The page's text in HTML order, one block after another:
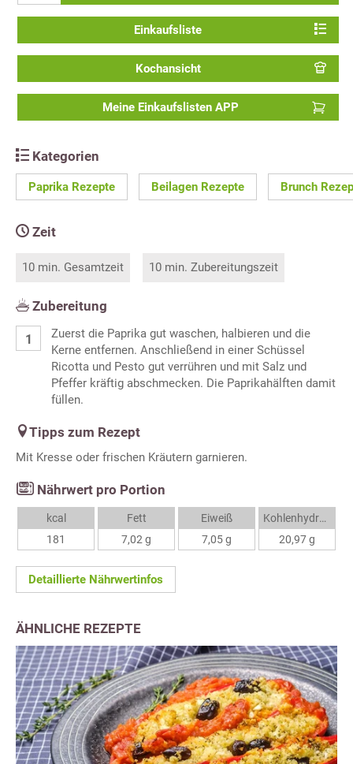
Einkaufsliste
Kochansicht
Meine Einkaufslisten APP
Kategorien
Paprika Rezepte Beilagen Rezepte Brunch
Zeit
10 min. Gesamtzeit 10 min. Zubereitungszeit
Zubereitung
Zuerst die Paprika gut waschen, halbieren und die
Kerne entfernen. Anschließend in einer Schüssel
Ricotta und Pesto gut verrühren und mit Salz und
Pfeffer kräftig abschmecken. Die Paprikahälften damit
füllen.
Tipps zum Rezept
Mit Kresse oder frischen Kräutern garnieren.
Nährwert pro Portion
kcal
181
Fett
7,02 g
Eiweiß
7,05 g
Kohlenhydrate
20,97 g
Detaillierte Nährwertinfos
ÄHNLICHE REZEPTE